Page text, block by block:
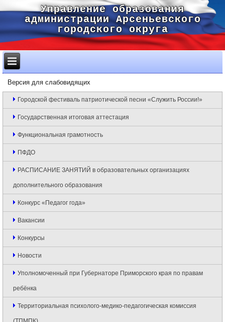
Управление образования
администрации Арсеньевского
городского округа
Версия для слабовидящих
Городской фестиваль патриотической песни «Служить России!»
Государственная итоговая аттестация
Функциональная грамотность
ПФДО
РАСПИСАНИЕ ЗАНЯТИЙ в образовательных организациях
дополнительного образования
Конкурс «Педагог года»
Вакансии
Конкурсы
Новости
Уполномоченный при Губернаторе Приморского края по правам
ребёнка
Территориальная психолого-медико-педагогическая комиссия